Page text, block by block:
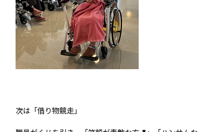
次は「借り物競走」